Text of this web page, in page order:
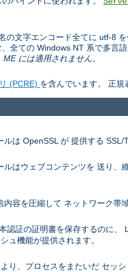
の文字エンコード全てに utf-8
全ての Windows NT 系で多言
には適用されません。
(PCRE) を含んでいます。 正規
は OpenSSL が 提供する SSL/
はウェブコンテンツを 送り
容を圧縮して ネットワーク帯
認証の証明書を保存するのに
ュ機能が提供されます。
り、プロセスをまたいだ セッ